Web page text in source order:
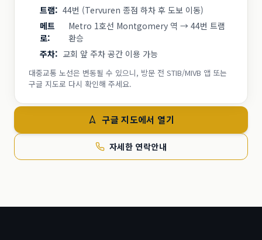
트램: 44번 (Tervuren 종점 하차 후 도보 이동)
메트
로:
Metro 1호선 Montgomery 역 → 44번 트램
환승
주차: 교회 앞 주차 공간 이용 가능
대중교통 노선은 변동될 수 있으니, 방문 전 STIB/MIVB 앱 또는
구글 지도로 다시 확인해 주세요.
구글 지도에서 열기
자세한 연락안내